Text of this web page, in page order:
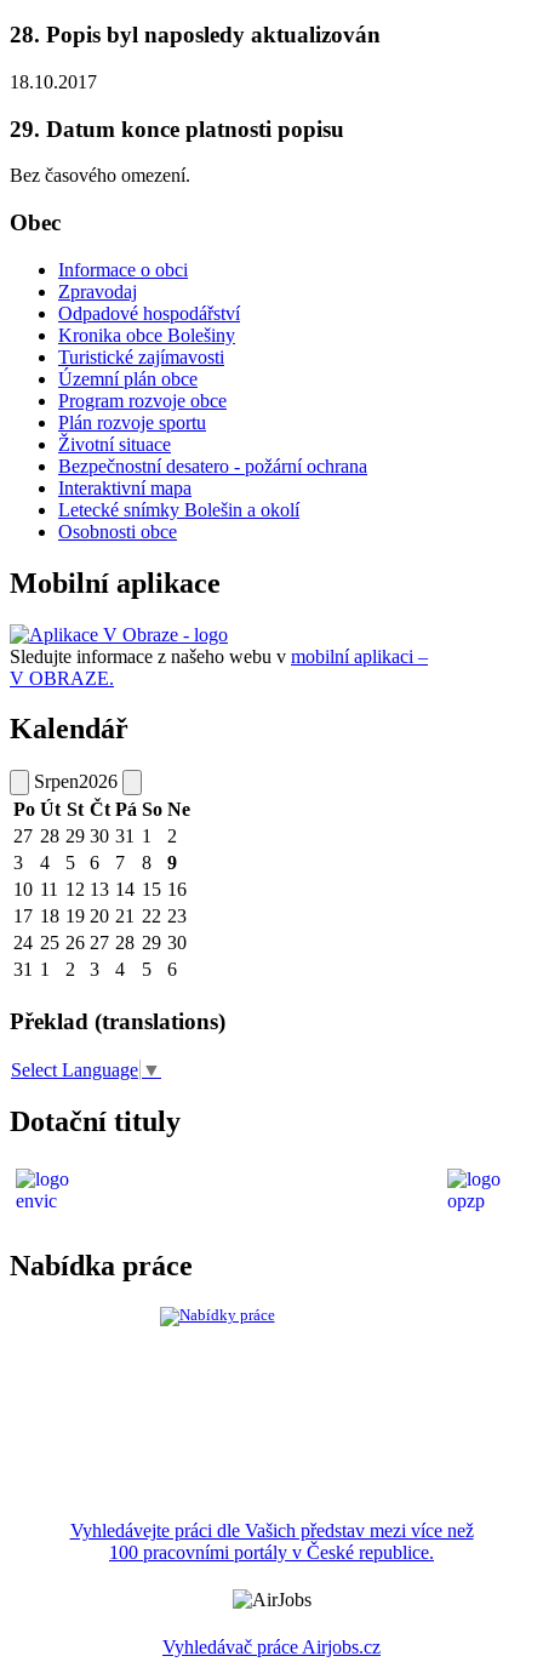
28. Popis byl naposledy aktualizován
18.10.2017
29. Datum konce platnosti popisu
Bez časového omezení.
Obec
Informace o obci
Zpravodaj
Odpadové hospodářství
Kronika obce Bolešiny
Turistické zajímavosti
Územní plán obce
Program rozvoje obce
Plán rozvoje sportu
Životní situace
Bezpečnostní desatero - požární ochrana
Interaktivní mapa
Letecké snímky Bolešin a okolí
Osobnosti obce
Mobilní aplikace
Sledujte informace z našeho webu v mobilní aplikaci –
V OBRAZE.
Kalendář
Srpen2026
Po Út St Čt Pá So Ne
27 28 29 30 31 1
2
3
4 5 6 7 8
9
10 11 12 13 14 15 16
17 18 19 20 21 22 23
24 25 26 27 28 29 30
31 1 2 3 4 5 6
Překlad (translations)
Select Language ▼
Dotační tituly
Nabídka práce
Vyhledávejte práci dle Vašich představ mezi více než
100 pracovními portály v České republice.
Vyhledávač práce Airjobs.cz